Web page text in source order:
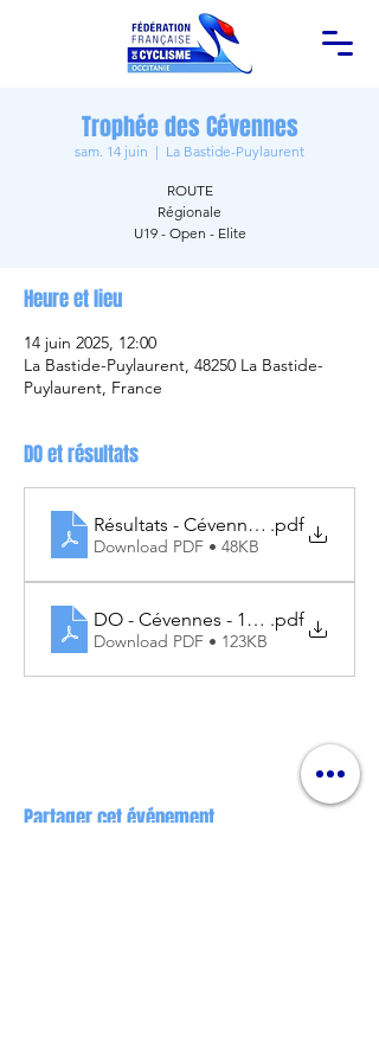
Trophée des Cévennes
sam. 14 juin
  |
La Bastide-Puylaurent
ROUTE
Régionale
U19 - Open - Elite
Heure et lieu
14 juin 2025, 12:00
La Bastide-Puylaurent, 48250 La Bastide-
Puylaurent, France
DO et résultats
Résultats - Cévennes - 14.06.2025
.pdf
Download PDF • 48KB
DO - Cévennes - 14.06.2025
.pdf
Download PDF • 123KB
Partager cet événement